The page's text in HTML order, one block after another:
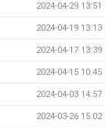
2024-04-29 13:51
2024-04-19 13:13
2024-04-17 13:39
2024-04-15 10:45
2024-04-03 14:57
2024-03-26 15:02